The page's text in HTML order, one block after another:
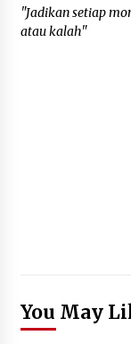
"Jadikan setiap
atau kalah"
You May